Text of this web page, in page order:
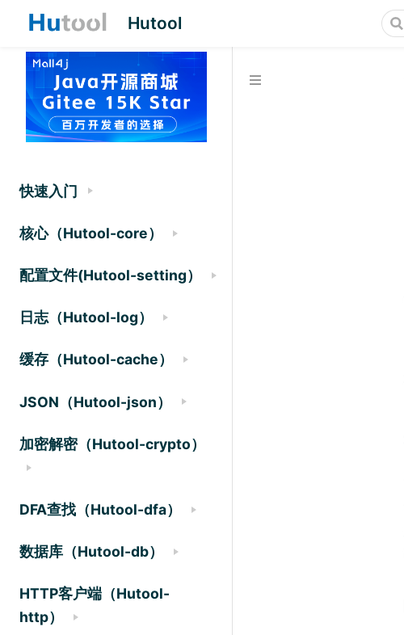
Hutool
快速入门
核心（Hutool-core）
配置文件(Hutool-setting）
日志（Hutool-log）
缓存（Hutool-cache）
JSON（Hutool-json）
加密解密（Hutool-crypto）
DFA查找（Hutool-dfa）
数据库（Hutool-db）
HTTP客户端（Hutool-
http）